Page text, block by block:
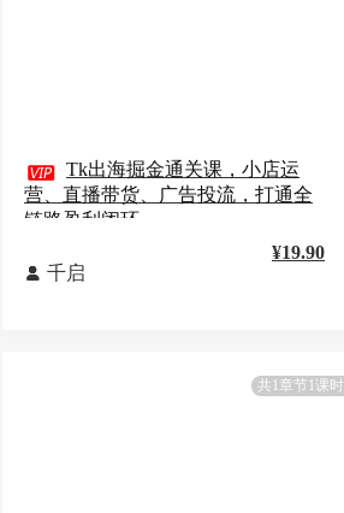
 Tk出海掘金通关课，小店运
营、直播带货、广告投流，打通全
链路盈利闭环
 千启
¥19.90
共1章节1课时